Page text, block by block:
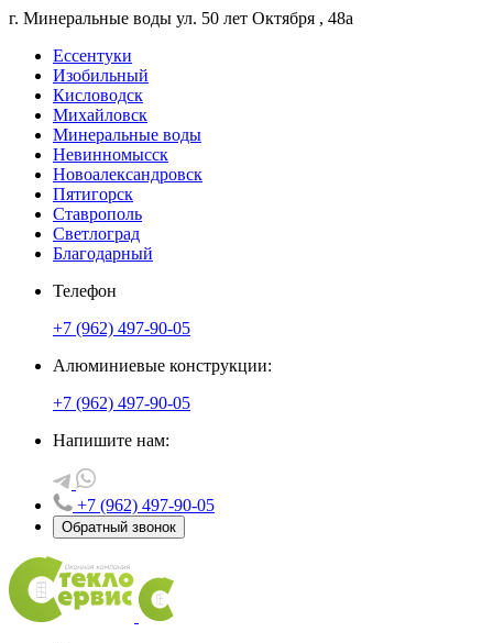
г. Минеральные воды ул. 50 лет Октября , 48а
Ессентуки
Изобильный
Кисловодск
Михайловск
Минеральные воды
Невинномысск
Новоалександровск
Пятигорск
Ставрополь
Светлоград
Благодарный
Телефон
+7 (962) 497-90-05
Алюминиевые конструкции:
+7 (962) 497-90-05
Напишите нам:
+7 (962) 497-90-05
Обратный звонок